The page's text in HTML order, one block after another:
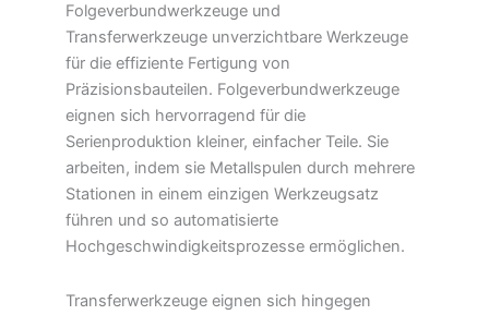
Folgeverbundwerkzeuge und
Transferwerkzeuge unverzichtbare Werkzeuge
für die effiziente Fertigung von
Präzisionsbauteilen. Folgeverbundwerkzeuge
eignen sich hervorragend für die
Serienproduktion kleiner, einfacher Teile. Sie
arbeiten, indem sie Metallspulen durch mehrere
Stationen in einem einzigen Werkzeugsatz
führen und so automatisierte
Hochgeschwindigkeitsprozesse ermöglichen.
Transferwerkzeuge eignen sich hingegen